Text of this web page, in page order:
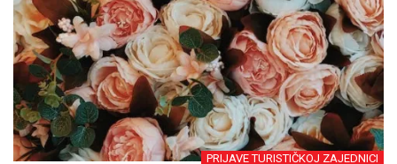
PRIJAVE TURISTIČKOJ ZAJEDNICI